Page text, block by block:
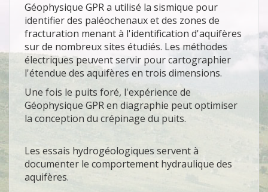
Géophysique GPR a utilisé la sismique pour
identifier des paléochenaux et des zones de
fracturation menant à l'identification d'aquifères
sur de nombreux sites étudiés. Les méthodes
électriques peuvent servir pour cartographier
l'étendue des aquifères en trois dimensions.
Une fois le puits foré, l'expérience de
Géophysique GPR en diagraphie peut optimiser
la conception du crépinage du puits.
Les essais hydrogéologiques servent à
documenter le comportement hydraulique des
aquifères.